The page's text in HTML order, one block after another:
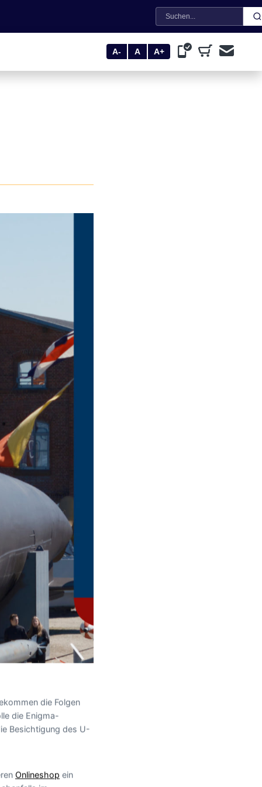
Suche
A- A A+
die Folgen
die Enigma-
Besichtigung des U-
Onlineshop ein